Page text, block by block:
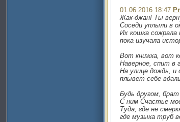
01.06.2016 18:47
Жак-джан! Ты
Соседи уплыли в
Их кошка
пока изучала
Вот книжка, вот
Наверное, спит в
На улице дождь,
плывет себе
Будь другом,
С ним Счастье
Туда, где не
где музыка труб